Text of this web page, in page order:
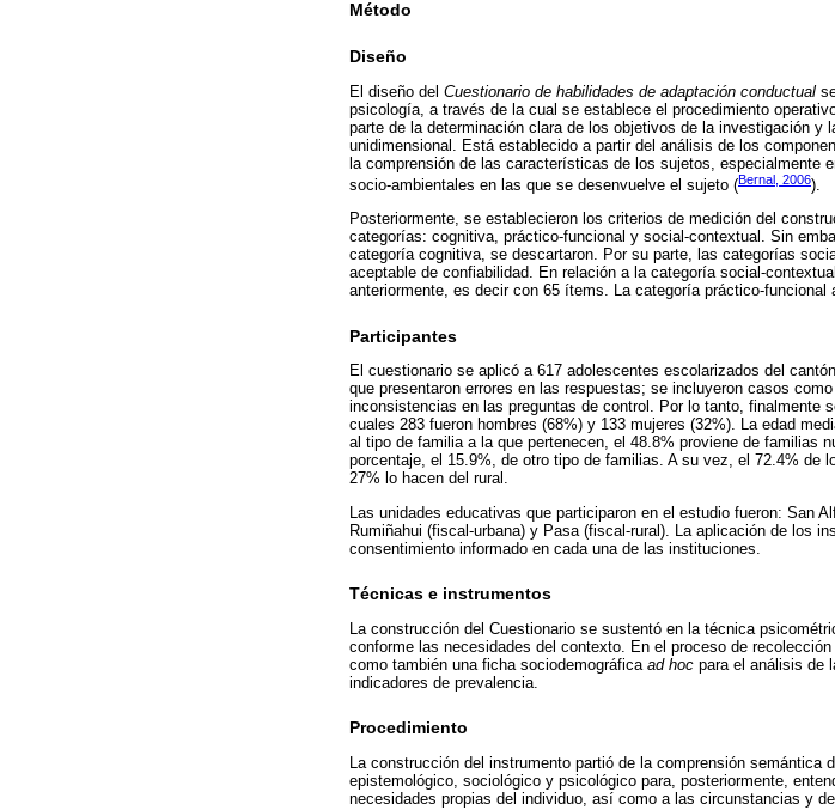
Método
Diseño
El diseño del Cuestionario de habilidades de adaptación conductual
psicología, a través de la cual se establece el procedimiento
parte de la determinación clara de los objetivos de la investigación
unidimensional. Está establecido a partir del análisis de los
la comprensión de las características de los sujetos, especialmente
socio-ambientales en las que se desenvuelve el sujeto (Bernal, 2006).
Posteriormente, se establecieron los criterios de medición del
categorías: cognitiva, práctico-funcional y social-contextual. Sin
categoría cognitiva, se descartaron. Por su parte, las categorías
aceptable de confiabilidad. En relación a la categoría social-
anteriormente, es decir con 65 ítems. La categoría práctico-funcional
Participantes
El cuestionario se aplicó a 617 adolescentes escolarizados del
que presentaron errores en las respuestas; se incluyeron casos
inconsistencias en las preguntas de control. Por lo tanto, finalmente
cuales 283 fueron hombres (68%) y 133 mujeres (32%). La edad
al tipo de familia a la que pertenecen, el 48.8% proviene de familias
porcentaje, el 15.9%, de otro tipo de familias. A su vez, el 72.4% de
27% lo hacen del rural.
Las unidades educativas que participaron en el estudio fueron: San
Rumiñahui (fiscal-urbana) y Pasa (fiscal-rural). La aplicación de los
consentimiento informado en cada una de las instituciones.
Técnicas e instrumentos
La construcción del Cuestionario se sustentó en la técnica
conforme las necesidades del contexto. En el proceso de
como también una ficha sociodemográfica ad hoc para el análisis de
indicadores de prevalencia.
Procedimiento
La construcción del instrumento partió de la comprensión
epistemológico, sociológico y psicológico para, posteriormente,
necesidades propias del individuo, así como a las circunstancias y